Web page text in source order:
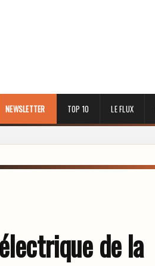
NEWSLETTER TOP 10 LE FLUX
de la